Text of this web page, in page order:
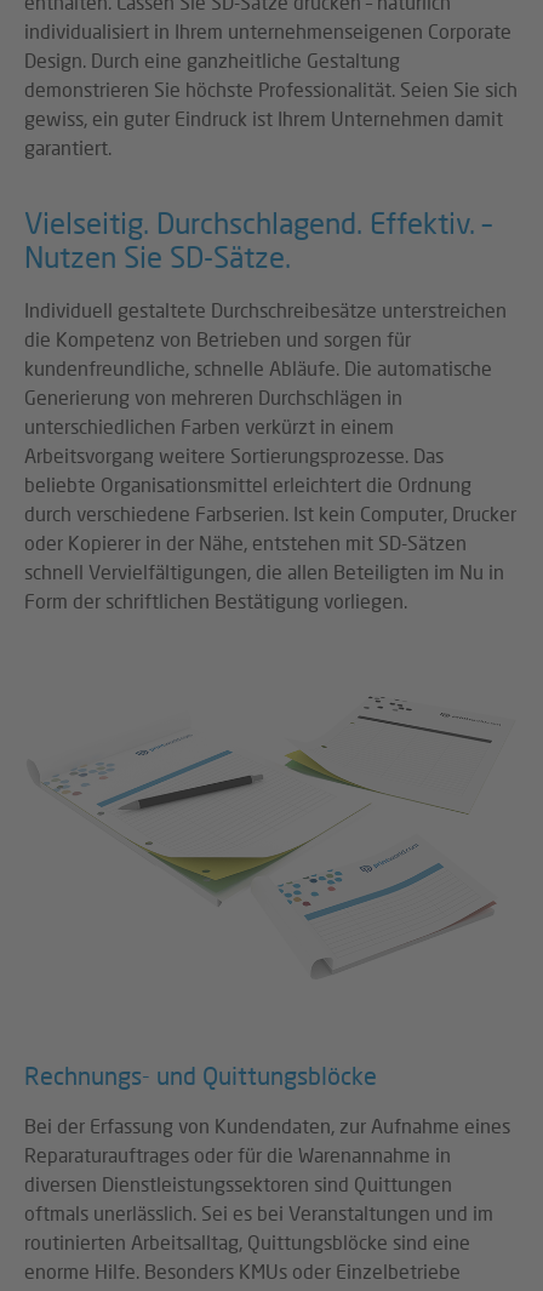
individualisiert in Ihrem unternehmenseigenen Corporate
Design. Durch eine ganzheitliche Gestaltung
demonstrieren Sie höchste Professionalität. Seien Sie sich
gewiss, ein guter Eindruck ist Ihrem Unternehmen damit
garantiert.
Vielseitig. Durchschlagend. Effektiv. –
Nutzen Sie SD-Sätze.
Individuell gestaltete Durchschreibesätze unterstreichen
die Kompetenz von Betrieben und sorgen für
kundenfreundliche, schnelle Abläufe. Die automatische
Generierung von mehreren Durchschlägen in
unterschiedlichen Farben verkürzt in einem
Arbeitsvorgang weitere Sortierungsprozesse. Das
beliebte Organisationsmittel erleichtert die Ordnung
durch verschiedene Farbserien. Ist kein Computer, Drucker
oder Kopierer in der Nähe, entstehen mit SD-Sätzen
schnell Vervielfältigungen, die allen Beteiligten im Nu in
Form der schriftlichen Bestätigung vorliegen.
Rechnungs- und Quittungsblöcke
Bei der Erfassung von Kundendaten, zur Aufnahme eines
Reparaturauftrages oder für die Warenannahme in
diversen Dienstleistungssektoren sind Quittungen
oftmals unerlässlich. Sei es bei Veranstaltungen und im
routinierten Arbeitsalltag, Quittungsblöcke sind eine
enorme Hilfe. Besonders KMUs oder Einzelbetriebe